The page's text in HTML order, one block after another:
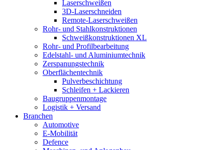
Laserschweißen
3D-Laserschneiden
Remote-Laserschweißen
Rohr- und Stahlkonstruktionen
Schweißkonstruktionen XL
Rohr- und Profilbearbeitung
Edelstahl- und Aluminiumtechnik
Zerspanungstechnik
Oberflächentechnik
Pulverbeschichtung
Schleifen + Lackieren
Baugruppenmontage
Logistik + Versand
Branchen
Automotive
E-Mobilität
Defence